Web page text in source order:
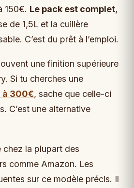
150€. Le pack est complet,
de 1,5L et la cuillère
C’est du prêt à l’emploi.
une finition supérieure
Si tu cherches une
à 300€, sache que celle-ci
C’est une alternative
chez la plupart des
comme Amazon. Les
sur ce modèle précis. Il